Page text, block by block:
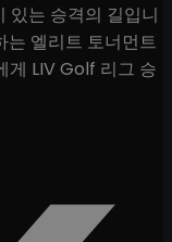
있는 승격의 길입니
는 엘리트 토너먼트
게 LIV Golf 리그 승